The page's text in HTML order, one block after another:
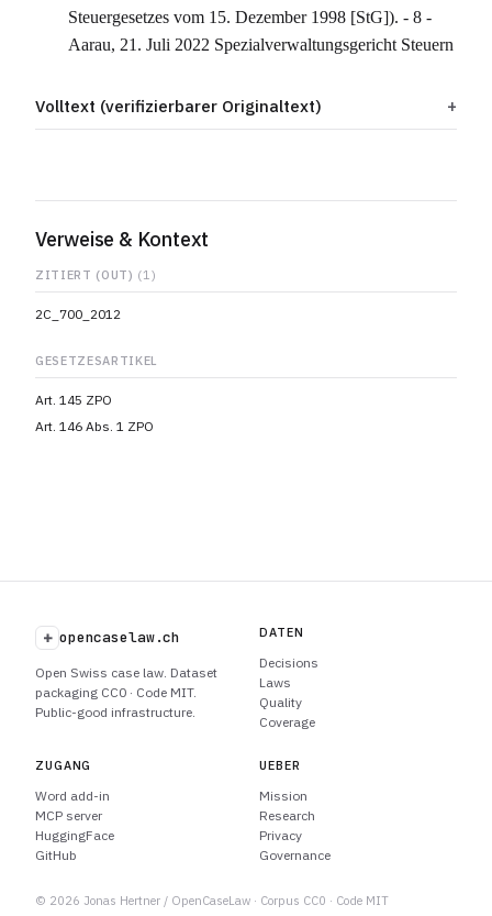
Steuergesetzes vom 15. Dezember 1998 [StG]). - 8 -
Aarau, 21. Juli 2022 Spezialverwaltungsgericht Steuern
Volltext (verifizierbarer Originaltext)
Verweise & Kontext
ZITIERT (OUT) (1)
2C_700_2012
GESETZESARTIKEL
Art. 145 ZPO
Art. 146 Abs. 1 ZPO
+ opencaselaw.ch
Open Swiss case law. Dataset
packaging CC0 · Code MIT.
Public-good infrastructure.
DATEN
Decisions
Laws
Quality
Coverage
ZUGANG
Word add-in
MCP server
HuggingFace
GitHub
UEBER
Mission
Research
Privacy
Governance
© 2026 Jonas Hertner / OpenCaseLaw · Corpus CC0 · Code MIT